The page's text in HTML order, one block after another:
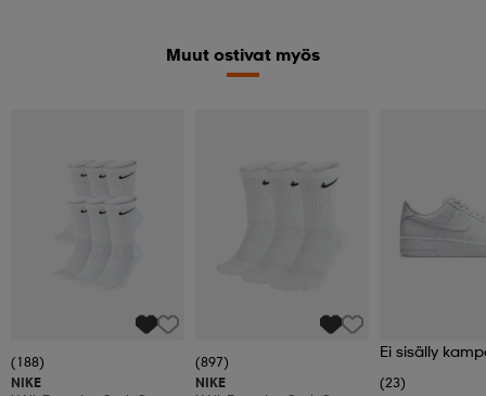
Muut ostivat myös
(188)
NIKE
(897)
NIKE
Ei sisälly
(23)